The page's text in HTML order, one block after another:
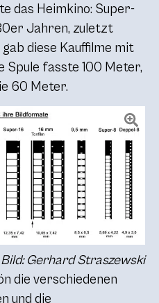
das Heimkino: Super-
Jahren, zuletzt
diese Kauffilme mit
Spule fasste 100 Meter,
60 Meter.
Bild: Gerhard Straszewski
die verschiedenen
und die